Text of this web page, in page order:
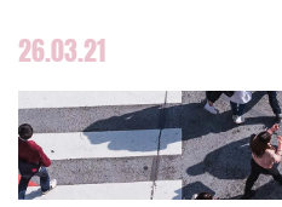
26.03.21